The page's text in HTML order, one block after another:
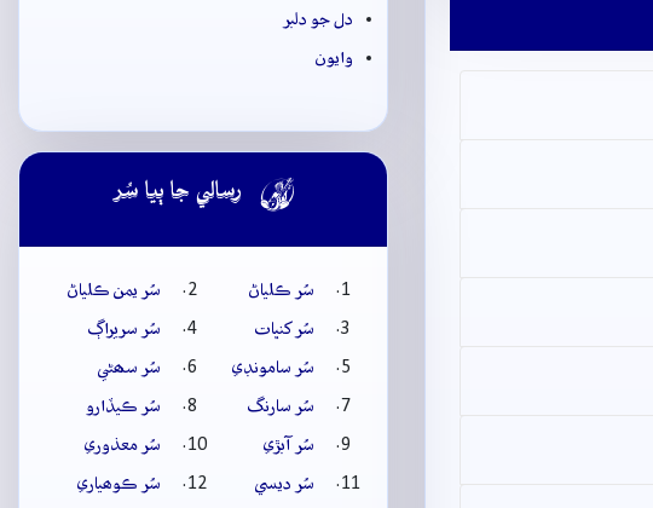
دل جو دلبر
وايون
 رسالي جا ٻيا سُر
سُر ڪلياڻ
سُر يمن ڪلياڻ
سُر کنڀات
سُر سريراڳ
سُر سامونڊي
سُر سھڻي
سُر سارنگ
سُر ڪيڏارو
سُر آبڙي
سُر معذوري
سُر ديسي
سُر ڪوھياري